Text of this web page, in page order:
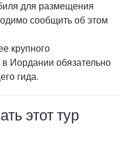
для размещения
сообщить об этом
крупного
в Иордании обязательно
гида.
этот тур